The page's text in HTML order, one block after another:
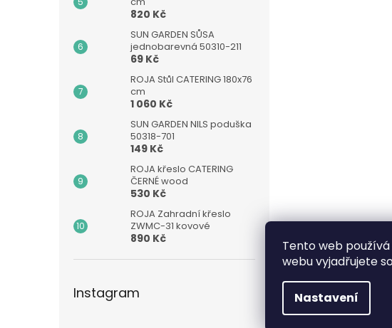
Tento web
webu vyjadřujete
Nastavení
820 Kč
SUN GARDEN SŮSA
jednobarevná 50310-211
69 Kč
ROJA Stůl CATERING 180x76
cm
1 060 Kč
SUN GARDEN NILS poduška
50318-701
149 Kč
ROJA křeslo CATERING
ČERNÉ wood
530 Kč
ROJA Zahradní křeslo
ZWMC-31 kovové
890 Kč
Instagram